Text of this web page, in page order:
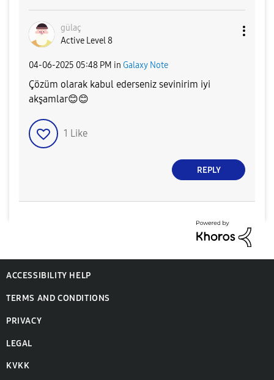
gülaç
Active Level 8
‎04-06-2025 05:48 PM in Galaxy Note
Çözüm olarak kabul ederseniz sevinirim iyi
akşamlar😊😊
1 Like
REPLY
ACCESSIBILITY HELP
TERMS AND CONDITIONS
PRIVACY
LEGAL
KVKK